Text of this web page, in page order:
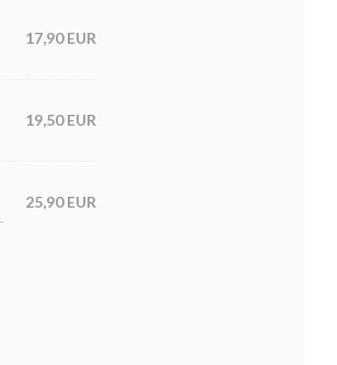
17,90 EUR
19,50 EUR
25,90 EUR